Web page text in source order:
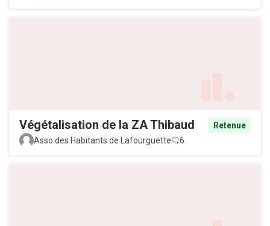
Végétalisation de la ZA Thibaud
Retenue
Asso des Habitants de Lafourguette
6